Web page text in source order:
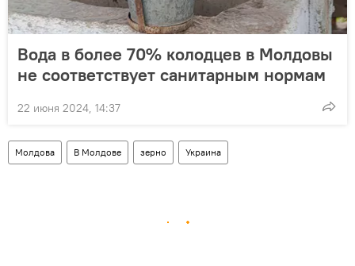
Вода в более 70% колодцев в Молдовы
не соответствует санитарным нормам
22 июня 2024, 14:37
Молдова В Молдове зерно Украина